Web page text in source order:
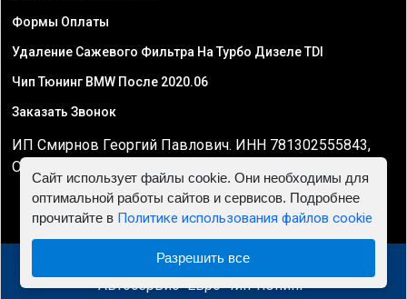
Формы Оплаты
Удаление Сажевого Фильтра На Турбо Дизеле TDI
Чип Тюнинг BMW После 2020.06
Заказать Звонок
ИП Смирнов Георгий Павлович. ИНН 781302555843,
ОГРНИП 324470400032610
© 2010 - 2026 Чип тюнинг двигателя автомобиля -
Автосервис "Евро Чип Тюнинг"
Сайт использует файлы cookie. Они необходимы для
оптимальной работы сайтов и сервисов. Подробнее
прочитайте в Политике использования файлов cookie
Разрешить все